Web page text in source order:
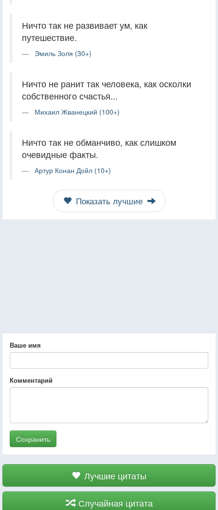
Ничто так не развивает ум, как
путешествие.
Эмиль Золя (30+)
Ничто не ранит так человека, как осколки
собственного счастья...
Михаил Жванецкий (100+)
Ничто так не обманчиво, как слишком
очевидные факты.
Артур Конан Дойл (10+)
Показать лучшие
Ваше имя
Комментарий
Сохранить
Лучшие цитаты
Случайная цитата